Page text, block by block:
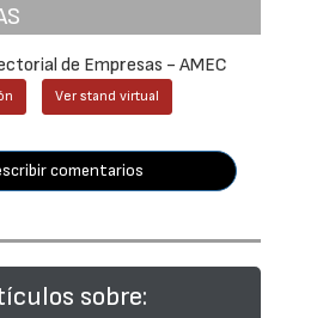
de Empresas - AMEC
Ver stand virtual
comentarios
sobre: